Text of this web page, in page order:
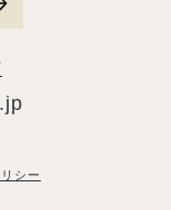
シー